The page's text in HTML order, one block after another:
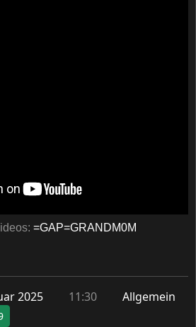
=GAP=GRANDM0M
2025 11:30
Allgemein